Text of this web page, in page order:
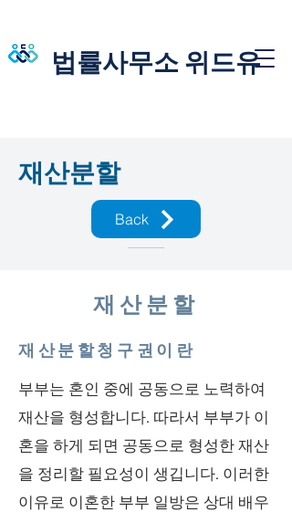
법률사무소 위드유
재산분할
Back
재산분할
재산분할청구권이란
부부는 혼인 중에 공동으로 노력하여
재산을 형성합니다. 따라서 부부가 이
혼을 하게 되면 공동으로 형성한 재산
을 정리할 필요성이 생깁니다. 이러한
이유로 이혼한 부부 일방은 상대 배우